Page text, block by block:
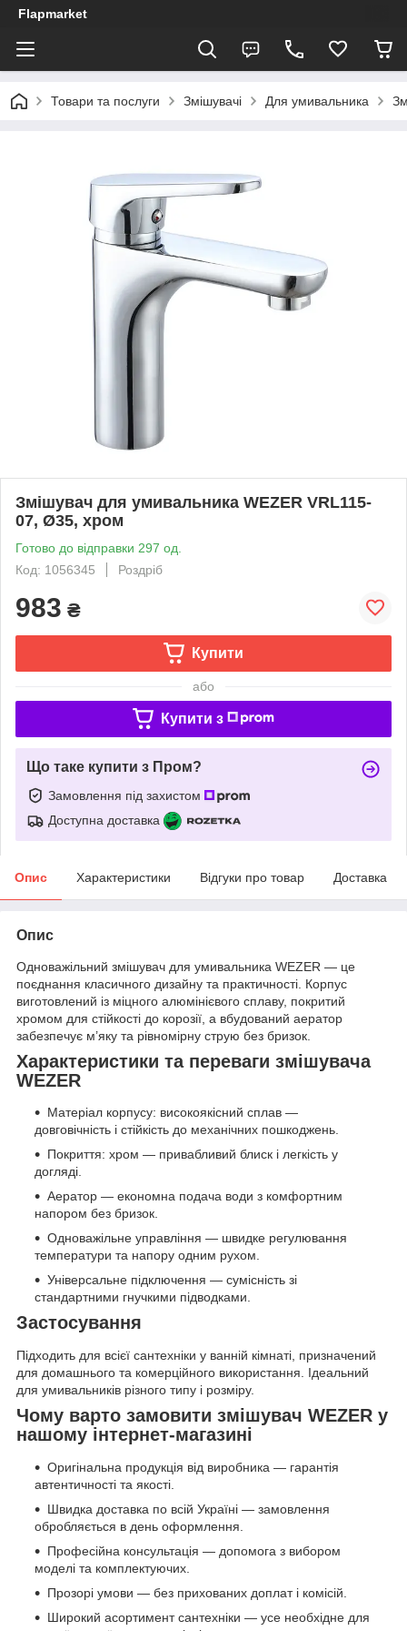
Flapmarket
Товари та послуги Змішувачі Для умивальника
Змішувач для умивальника WEZER VRL115-
07, Ø35, хром
Готово до відправки 297 од.
Код: 1056345
Роздріб
983 ₴
Купити
або
Купити з
Що таке купити з Пром?
Замовлення під захистом
Доступна доставка
Опис Характеристики Відгуки про товар Доставка
Опис
Одноважільний змішувач для умивальника WEZER — це
поєднання класичного дизайну та практичності. Корпус
виготовлений із міцного алюмінієвого сплаву, покритий
хромом для стійкості до корозії, а вбудований аератор
забезпечує м’яку та рівномірну струю без бризок.
Характеристики та переваги змішувача
WEZER
Матеріал корпусу: високоякісний сплав —
довговічність і стійкість до механічних пошкоджень.
Покриття: хром — привабливий блиск і легкість у
догляді.
Аератор — економна подача води з комфортним
напором без бризок.
Одноважільне управління — швидке регулювання
температури та напору одним рухом.
Універсальне підключення — сумісність зі
стандартними гнучкими підводками.
Застосування
Підходить для всієї сантехніки у ванній кімнаті, призначений
для домашнього та комерційного використання. Ідеальний
для умивальників різного типу і розміру.
Чому варто замовити змішувач WEZER у
нашому інтернет-магазині
Оригінальна продукція від виробника — гарантія
автентичності та якості.
Швидка доставка по всій Україні — замовлення
обробляється в день оформлення.
Професійна консультація — допомога з вибором
моделі та комплектуючих.
Прозорі умови — без прихованих доплат і комісій.
Широкий асортимент сантехніки — усе необхідне для